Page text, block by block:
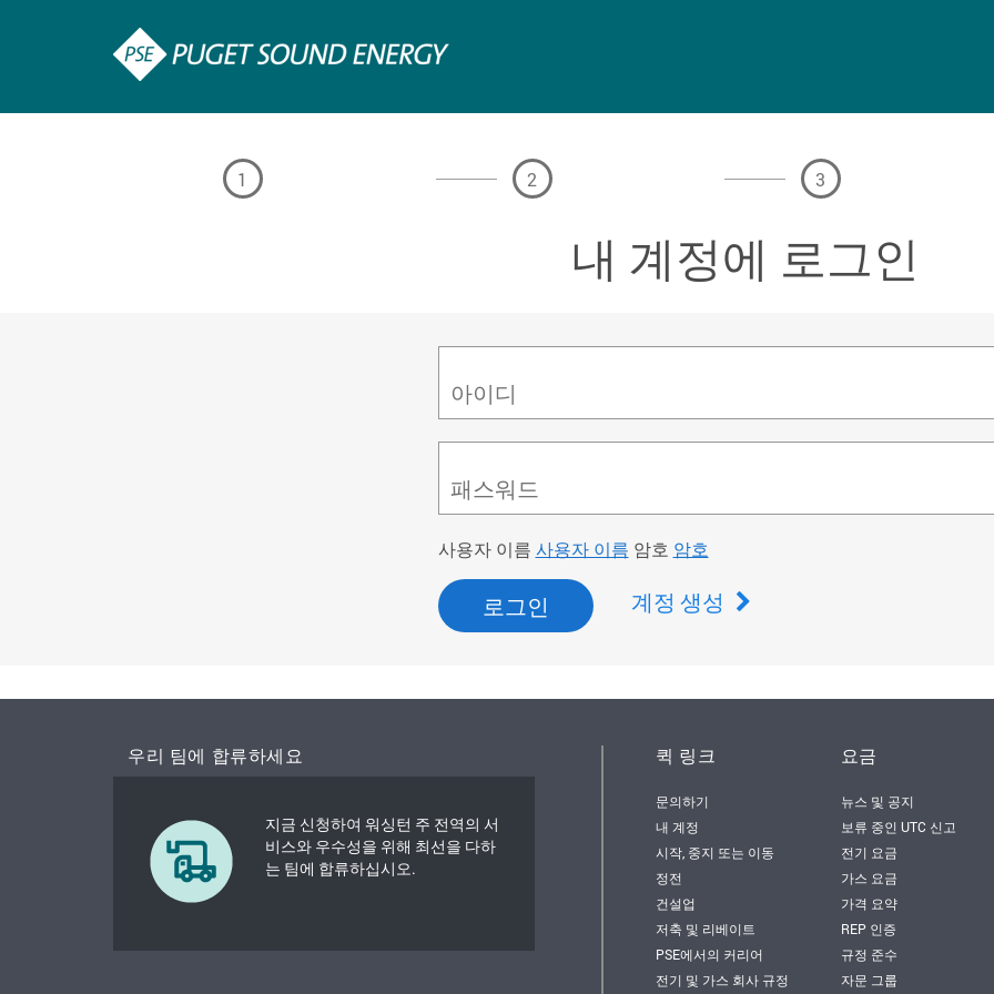
1 2 3
내 계정에 로그인
아이디
패스워드
사용자 이름 사용자 이름 암호 암호
로그인 계정 생성
우리 팀에 합류하세요
지금 신청하여 워싱턴 주 전역의 서
비스와 우수성을 위해 최선을 다하
는 팀에 합류하십시오.
퀵 링크
문의하기
내 계정
시작, 중지 또는 이동
정전
건설업
저축 및 리베이트
PSE에서의 커리어
전기 및 가스 회사 규정
요금
뉴스 및 공지
보류 중인 UTC 신고
전기 요금
가스 요금
가격 요약
REP 인증
규정 준수
자문 그룹